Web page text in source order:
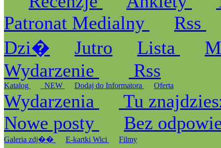
Patronat Medialny
Rss
Dzi�
Jutro Lista
Wydarzenie
Rss
Katalog _NEW Dodaj do Informatora Oferta
Wydarzenia
Tu
Nowe posty
Bez
Galeria zdj�� E-kartki Wici Filmy